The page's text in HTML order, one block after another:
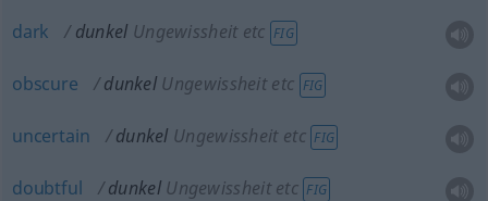
dark dunkel Ungewissheit etc FIG
obscure dunkel Ungewissheit etc FIG
uncertain dunkel Ungewissheit etc FIG
doubtful dunkel Ungewissheit etc FIG